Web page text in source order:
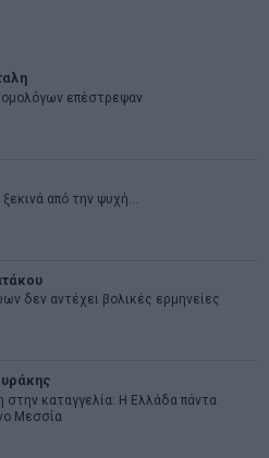
ομολόγων επέστρεψαν
από την ψυχή…
δεν αντέχει βολικές ερμηνείες
στην καταγγελία: Η Ελλάδα πάντα
Μεσσία